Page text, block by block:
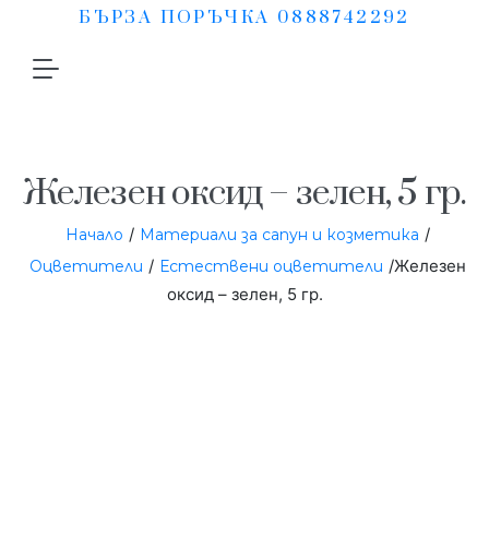
БЪРЗА ПОРЪЧКА 0888742292
Железен оксид – зелен, 5 гр.
Начало / Материали за сапун и козметика /
Оцветители / Естествени оцветители /Железен
оксид – зелен, 5 гр.